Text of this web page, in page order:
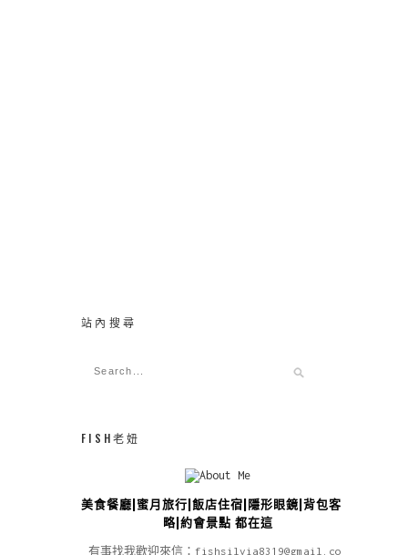
站內搜尋
FISH老妞
美食餐廳|蜜月旅行|飯店住宿|隱形眼鏡|背包客攻
略|約會景點 都在這
有事找我歡迎來信：fishsilvia8319@gmail.com